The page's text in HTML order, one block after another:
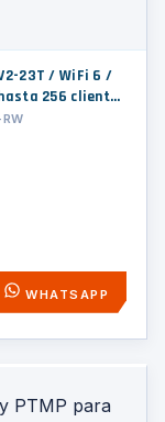
23T / WiFi 6 /
256 clientes
Gbps
WHATSAPP